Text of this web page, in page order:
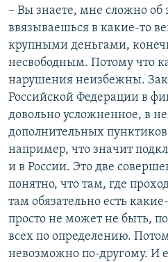
– Вы знаете, мне сложно об
ввязываешься в какие-то
крупными деньгами,
несвободным. Потому что
нарушения неизбежны.
Российской Федерации в
довольно усложненное, в
дополнительных
например, что значит
и в России. Это две
понятно, что там, где
там обязательно есть
просто не может не быть,
всех по определению.
невозможно по-другому. И